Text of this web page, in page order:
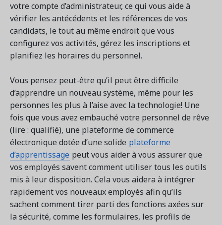
votre compte d’administrateur, ce qui vous aide à
vérifier les antécédents et les références de vos
candidats, le tout au même endroit que vous
configurez vos activités, gérez les inscriptions et
planifiez les horaires du personnel.
Vous pensez peut-être qu’il peut être difficile
d’apprendre un nouveau système, même pour les
personnes les plus à l’aise avec la technologie! Une
fois que vous avez embauché votre personnel de rêve
(lire : qualifié), une plateforme de commerce
électronique dotée d’une solide plateforme
d’apprentissage peut vous aider à vous assurer que
vos employés savent comment utiliser tous les outils
mis à leur disposition. Cela vous aidera à intégrer
rapidement vos nouveaux employés afin qu’ils
sachent comment tirer parti des fonctions axées sur
la sécurité, comme les formulaires, les profils de